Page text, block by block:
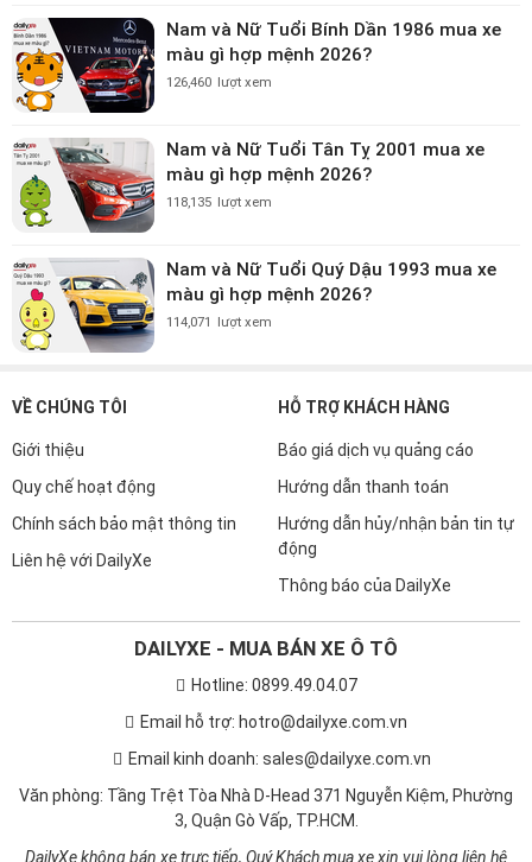
Nam và Nữ Tuổi Bính Dần 1986 mua xe
màu gì hợp mệnh 2026?
126,460 lượt xem
Nam và Nữ Tuổi Tân Tỵ 2001 mua xe
màu gì hợp mệnh 2026?
118,135 lượt xem
Nam và Nữ Tuổi Quý Dậu 1993 mua xe
màu gì hợp mệnh 2026?
114,071 lượt xem
VỀ CHÚNG TÔI
Giới thiệu
Quy chế hoạt động
Chính sách bảo mật thông tin
Liên hệ với DailyXe
HỖ TRỢ KHÁCH HÀNG
Báo giá dịch vụ quảng cáo
Hướng dẫn thanh toán
Hướng dẫn hủy/nhận bản tin tự
động
Thông báo của DailyXe
DAILYXE - MUA BÁN XE Ô TÔ
Hotline: 0899.49.04.07
Email hỗ trợ: hotro@dailyxe.com.vn
Email kinh doanh: sales@dailyxe.com.vn
Văn phòng: Tầng Trệt Tòa Nhà D-Head 371 Nguyễn Kiệm, Phường
3, Quận Gò Vấp, TP.HCM.
DailyXe không bán xe trực tiếp, Quý Khách mua xe xin vui lòng liên hệ